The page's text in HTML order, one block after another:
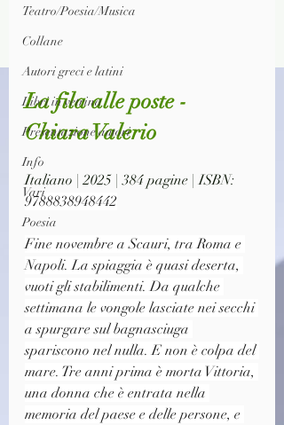
Teatro/Poesia/Musica
Collane
Autori greci e latini
Libri in vetrina
Presentazione autori
Info
Vari
Poesia
La fila alle poste -
Chiara Valerio
Italiano | 2025 | 384 pagine | ISBN:
9788838948442
Fine novembre a Scauri, tra Roma e
Napoli. La spiaggia è quasi deserta,
vuoti gli stabilimenti. Da qualche
settimana le vongole lasciate nei secchi
a spurgare sul bagnasciuga
spariscono nel nulla. E non è colpa del
mare. Tre anni prima è morta Vittoria,
una donna che è entrata nella
memoria del paese e delle persone, e